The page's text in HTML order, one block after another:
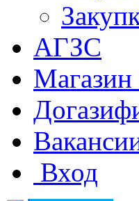
АГЗС
Магазин
Вход